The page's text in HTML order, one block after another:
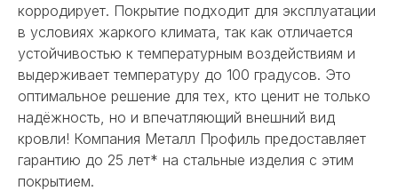
корродирует. Покрытие подходит для эксплуатации
в условиях жаркого климата, так как отличается
устойчивостью к температурным воздействиям и
выдерживает температуру до 100 градусов. Это
оптимальное решение для тех, кто ценит не только
надёжность, но и впечатляющий внешний вид
кровли! Компания Металл Профиль предоставляет
гарантию до 25 лет* на стальные изделия с этим
покрытием.